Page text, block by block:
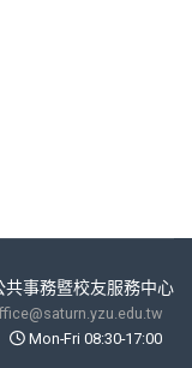
事務暨校友服務中心
Mon-Fri 08:30-17:00